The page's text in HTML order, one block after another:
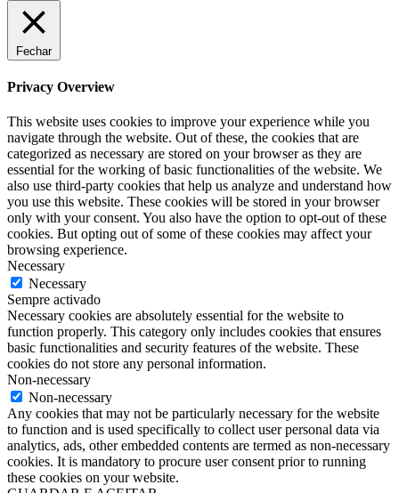
Fechar
Privacy Overview
This website uses cookies to improve your experience while you
navigate through the website. Out of these, the cookies that are
categorized as necessary are stored on your browser as they are
essential for the working of basic functionalities of the website. We
also use third-party cookies that help us analyze and understand how
you use this website. These cookies will be stored in your browser
only with your consent. You also have the option to opt-out of these
cookies. But opting out of some of these cookies may affect your
browsing experience.
Necessary
Necessary
Sempre activado
Necessary cookies are absolutely essential for the website to
function properly. This category only includes cookies that ensures
basic functionalities and security features of the website. These
cookies do not store any personal information.
Non-necessary
Non-necessary
Any cookies that may not be particularly necessary for the website
to function and is used specifically to collect user personal data via
analytics, ads, other embedded contents are termed as non-necessary
cookies. It is mandatory to procure user consent prior to running
these cookies on your website.